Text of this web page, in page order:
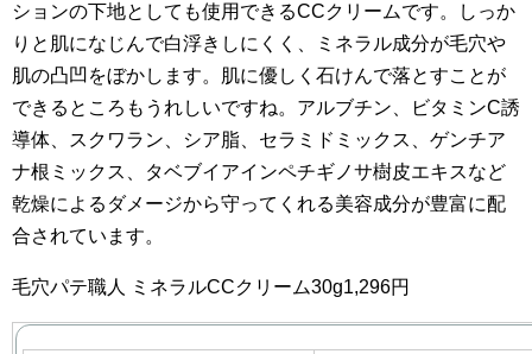
ションの下地としても使用できるCCクリームです。しっか
りと肌になじんで白浮きしにくく、ミネラル成分が毛穴や
肌の凸凹をぼかします。肌に優しく石けんで落とすことが
できるところもうれしいですね。アルブチン、ビタミンC誘
導体、スクワラン、シア脂、セラミドミックス、ゲンチア
ナ根ミックス、タベブイアインペチギノサ樹皮エキスなど
乾燥によるダメージから守ってくれる美容成分が豊富に配
合されています。
毛穴パテ職人 ミネラルCCクリーム30g1,296円